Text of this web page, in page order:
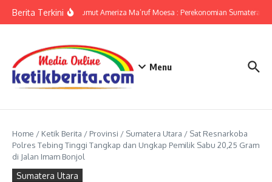
Berita TerkiniKPwBI Sumut Ameriza Ma’ruf Moesa : Perekonomian Sumatera
Menu
Home / Ketik Berita / Provinsi / Sumatera Utara / Sat Resnarkoba
Polres Tebing Tinggi Tangkap dan Ungkap Pemilik Sabu 20,25 Gram
di Jalan Imam Bonjol
Sumatera Utara